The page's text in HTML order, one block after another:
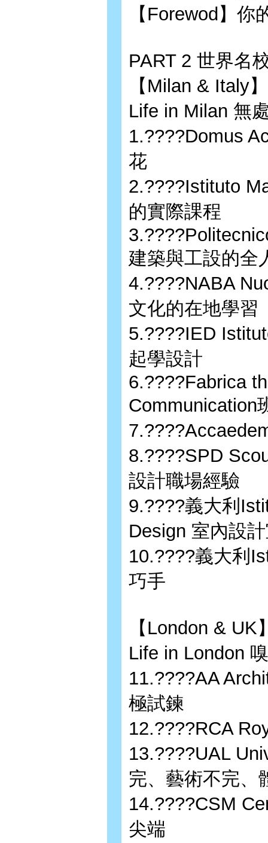
【Forewod】
PART 2 世界名
【Milan & Italy】
Life in Milan 無
1.????Domus
花
2.????Istituto
的實際課程
建築與工設的全
4.????NABA
文化的在地學習
5.????IED
起學設計
6.????Fabrica
Communication
8.????SPD
設計職場經驗
9.????義大利
Design 室內設
10.????義大利
巧手
【London & UK
Life in London
11.????AA
極試鍊
12.????RCA
13.????UAL
完、藝術不完、
14.????CSM
尖端